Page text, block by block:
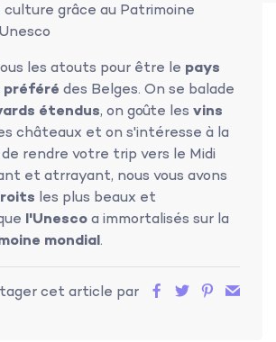
culture grâce au Patrimoine
les atouts pour être le pays
préféré des Belges. On se balade
étendus, on goûte les vins
châteaux et on s'intéresse à la
rendre votre trip vers le Midi
et atrrayant, nous vous avons
les plus beaux et
l'Unescoa immortalisés sur la
mondial.
cet article par